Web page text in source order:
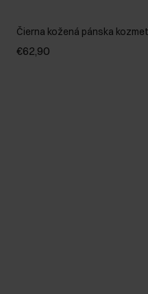
Čierna kožená pánska
€62,90